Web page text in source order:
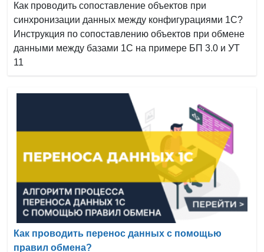
Как проводить сопоставление объектов при
синхронизации данных между конфигурациями 1С?
Инструкция по сопоставлению объектов при обмене
данными между базами 1С на примере БП 3.0 и УТ
11
Как проводить перенос данных с помощью
правил обмена?